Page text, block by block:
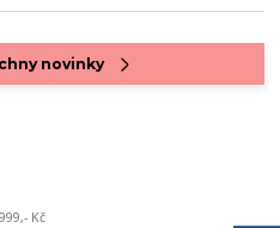
novinky
Kč